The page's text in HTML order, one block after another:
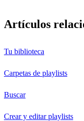
Artículos
Tu biblioteca
Carpetas de playlists
Buscar
Crear y editar playlists